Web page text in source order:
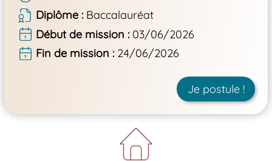
Diplôme
Baccalauréat
Début de mission
03/06/2026
Fin de mission
24/06/2026
Je postule !